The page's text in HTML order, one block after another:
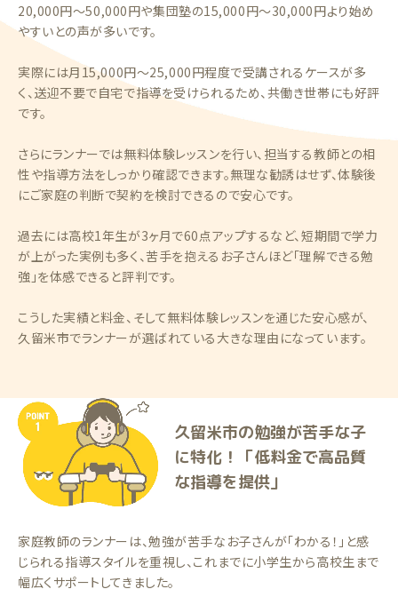
20,000円～50,000円や集団塾の15,000円～30,000円より始め
やすいとの声が多いです。
実際には月15,000円～25,000円程度で受講されるケースが多
く、送迎不要で自宅で指導を受けられるため、共働き世帯にも好評
です。
さらにランナーでは無料体験レッスンを行い、担当する教師との相
性や指導方法をしっかり確認できます。無理な勧誘はせず、体験後
にご家庭の判断で契約を検討できるので安心です。
過去には高校1年生が3ヶ月で60点アップするなど、短期間で学力
が上がった実例も多く、苦手を抱えるお子さんほど「理解できる勉
強」を体感できると評判です。
こうした実績と料金、そして無料体験レッスンを通じた安心感が、
久留米市でランナーが選ばれている大きな理由になっています。
久留米市の勉強が苦手な子
に特化！「低料金で高品質
な指導を提供」
家庭教師のランナーは、勉強が苦手なお子さんが「わかる！」と感
じられる指導スタイルを重視し、これまでに小学生から高校生まで
幅広くサポートしてきました。